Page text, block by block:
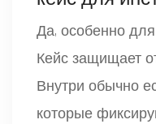
Да, особенно
Кейс защищает
Внутри обычно
которые